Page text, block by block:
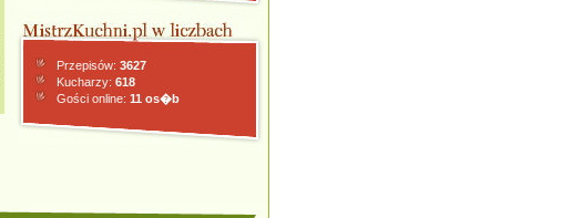
Przepisów: 3627
Kucharzy: 618
Gości online: 11 os�b